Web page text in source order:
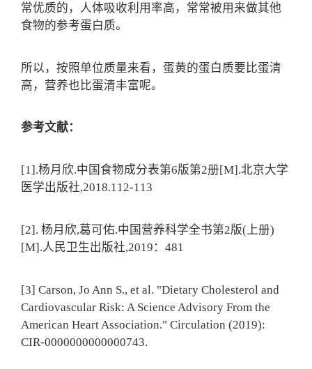
常优质的，人体吸收利用率高，常常被用来做其他
食物的参考蛋白质。
所以，按照单位质量来看，蛋黄的蛋白质要比蛋清
高，营养也比蛋清丰富呢。
参考文献：
[1].杨月欣.中国食物成分表第6版第2册[M].北京大学
医学出版社,2018.112-113
[2]. 杨月欣,葛可佑.中国营养科学全书第2版(上册)
[M].人民卫生出版社,2019：481
[3] Carson, Jo Ann S., et al. "Dietary Cholesterol and
Cardiovascular Risk: A Science Advisory From the
American Heart Association." Circulation (2019):
CIR-0000000000000743.